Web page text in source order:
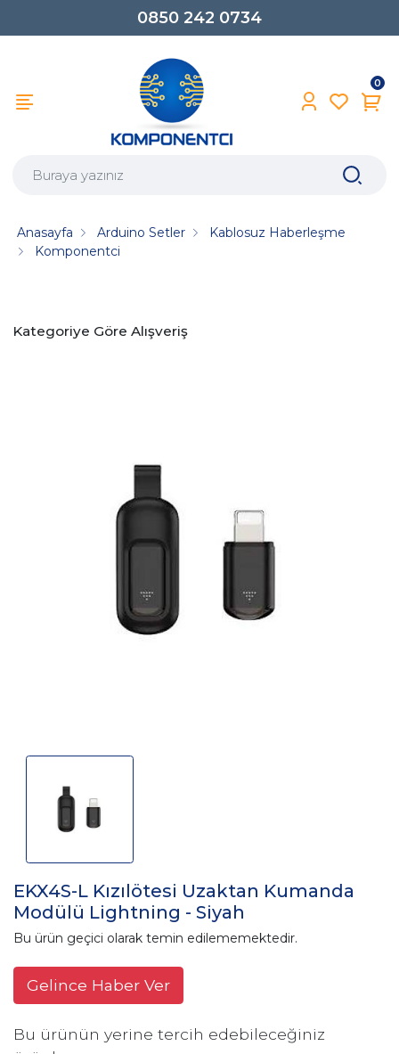
0850 242 0734
0
Anasayfa Arduino Setler
Kablosuz Haberleşme
Komponentci
Kategoriye Göre Alışveriş
EKX4S-L Kızılötesi Uzaktan Kumanda
Modülü Lightning - Siyah
Bu ürün geçici olarak temin edilememektedir.
Gelince Haber Ver
Bu ürünün yerine tercih edebileceğiniz